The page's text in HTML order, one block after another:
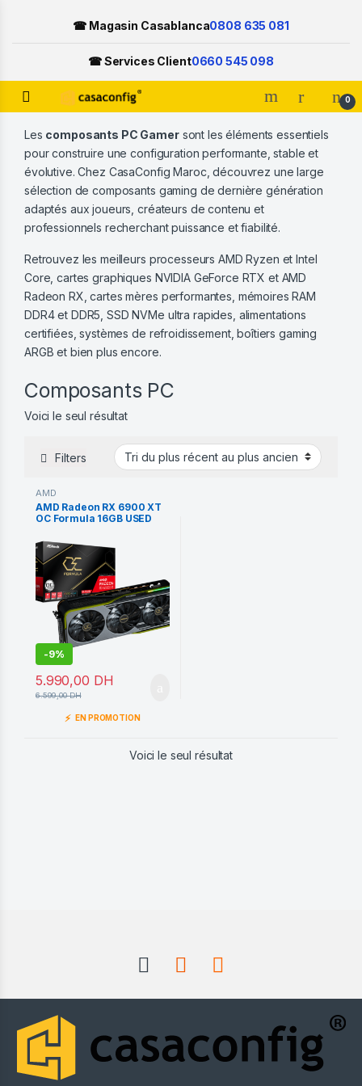
☎ Magasin Casablanca0808 635 081
☎ Services Client0660 545 098
Open 0
Les composants PC Gamersont les éléments essentiels
pour construire une configuration performante, stable et
évolutive. Chez CasaConfig Maroc, découvrez une large
sélection de composants gaming de dernière génération
adaptés aux joueurs, créateurs de contenu et
professionnels recherchant puissance et fiabilité.
Retrouvez les meilleurs processeurs AMD Ryzen et Intel
Core, cartes graphiques NVIDIA GeForce RTX et AMD
Radeon RX, cartes mères performantes, mémoires RAM
DDR4 et DDR5, SSD NVMe ultra rapides, alimentations
certifiées, systèmes de refroidissement, boîtiers gaming
ARGB et bien plus encore.
Composants PC
Voici le seul résultat
Filters
AMD
AMD Radeon RX 6900 XT
OC Formula 16GB USED
-9%
5.990,00 DH
6.599,00DH
⚡ EN PROMOTION
Voici le seul résultat